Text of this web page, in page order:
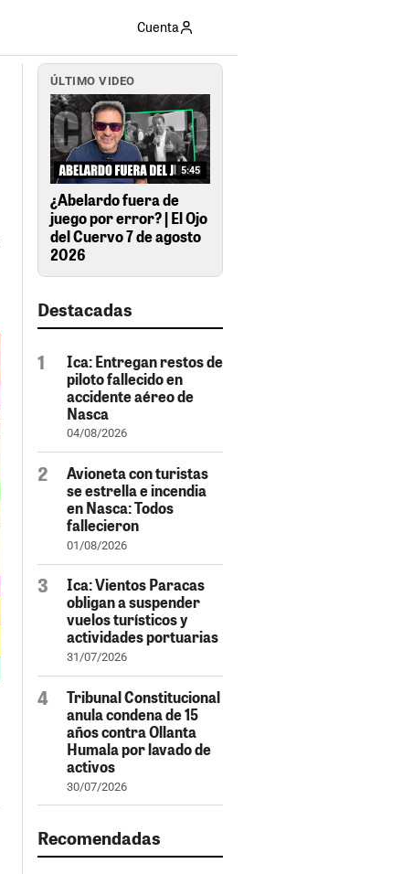
Cuenta
ÚLTIMO VIDEO
5:45
¿Abelardo fuera de
juego por error? | El Ojo
del Cuervo 7 de agosto
2026
Destacadas
Ica: Entregan restos de
piloto fallecido en
accidente aéreo de
Nasca
04/08/2026
Avioneta con turistas
se estrella e incendia
en Nasca: Todos
fallecieron
01/08/2026
Ica: Vientos Paracas
obligan a suspender
vuelos turísticos y
actividades portuarias
31/07/2026
Tribunal Constitucional
anula condena de 15
años contra Ollanta
Humala por lavado de
activos
30/07/2026
Recomendadas